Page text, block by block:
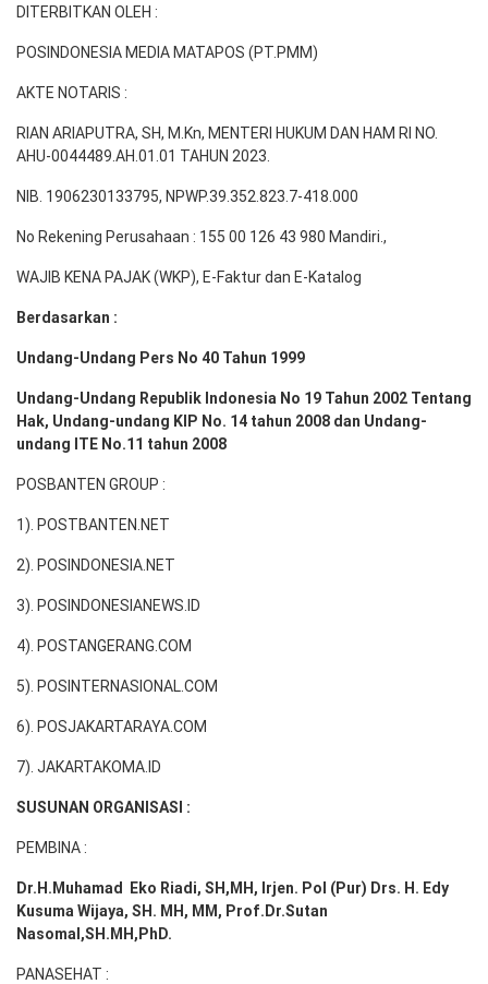
DITERBITKAN OLEH :
POSINDONESIA MEDIA MATAPOS (PT.PMM)
AKTE NOTARIS :
RIAN ARIAPUTRA, SH, M.Kn, MENTERI HUKUM DAN HAM RI NO.
AHU-0044489.AH.01.01 TAHUN 2023.
NIB. 1906230133795, NPWP.39.352.823.7-418.000
No Rekening Perusahaan : 155 00 126 43 980 Mandiri.,
WAJIB KENA PAJAK (WKP), E-Faktur dan E-Katalog
Berdasarkan :
Undang-Undang Pers No 40 Tahun 1999
Undang-Undang Republik Indonesia No 19 Tahun 2002 Tentang
Hak, Undang-undang KIP No. 14 tahun 2008 dan Undang-
undang ITE No.11 tahun 2008
POSBANTEN GROUP :
1). POSTBANTEN.NET
2). POSINDONESIA.NET
3). POSINDONESIANEWS.ID
4). POSTANGERANG.COM
5). POSINTERNASIONAL.COM
6). POSJAKARTARAYA.COM
7). JAKARTAKOMA.ID
SUSUNAN ORGANISASI :
PEMBINA :
Dr.H.Muhamad Eko Riadi, SH,MH , Irjen. Pol (Pur) Drs. H. Edy
Kusuma Wijaya, SH. MH, MM, Prof. Dr.Sutan
Nasomal,SH.MH,PhD.
PANASEHAT :